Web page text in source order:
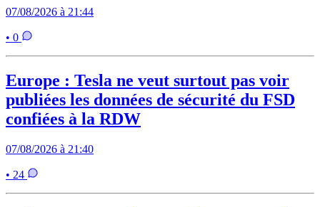
07/08/2026 à 21:44
• 0
Europe : Tesla ne veut surtout pas voir
publiées les données de sécurité du FSD
confiées à la RDW
07/08/2026 à 21:40
• 24